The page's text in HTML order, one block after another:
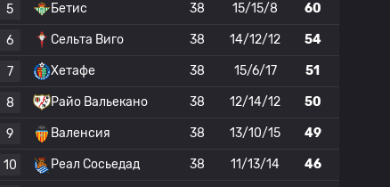
5 Бетис 38 15/15/8 60
6 Сельта Виго 38 14/12/12 54
7 Хетафе 38 15/6/17 51
8 Райо Вальекано 38 12/14/12 50
9 Валенсия 38 13/10/15 49
10 Реал Сосьедад 38 11/13/14 46